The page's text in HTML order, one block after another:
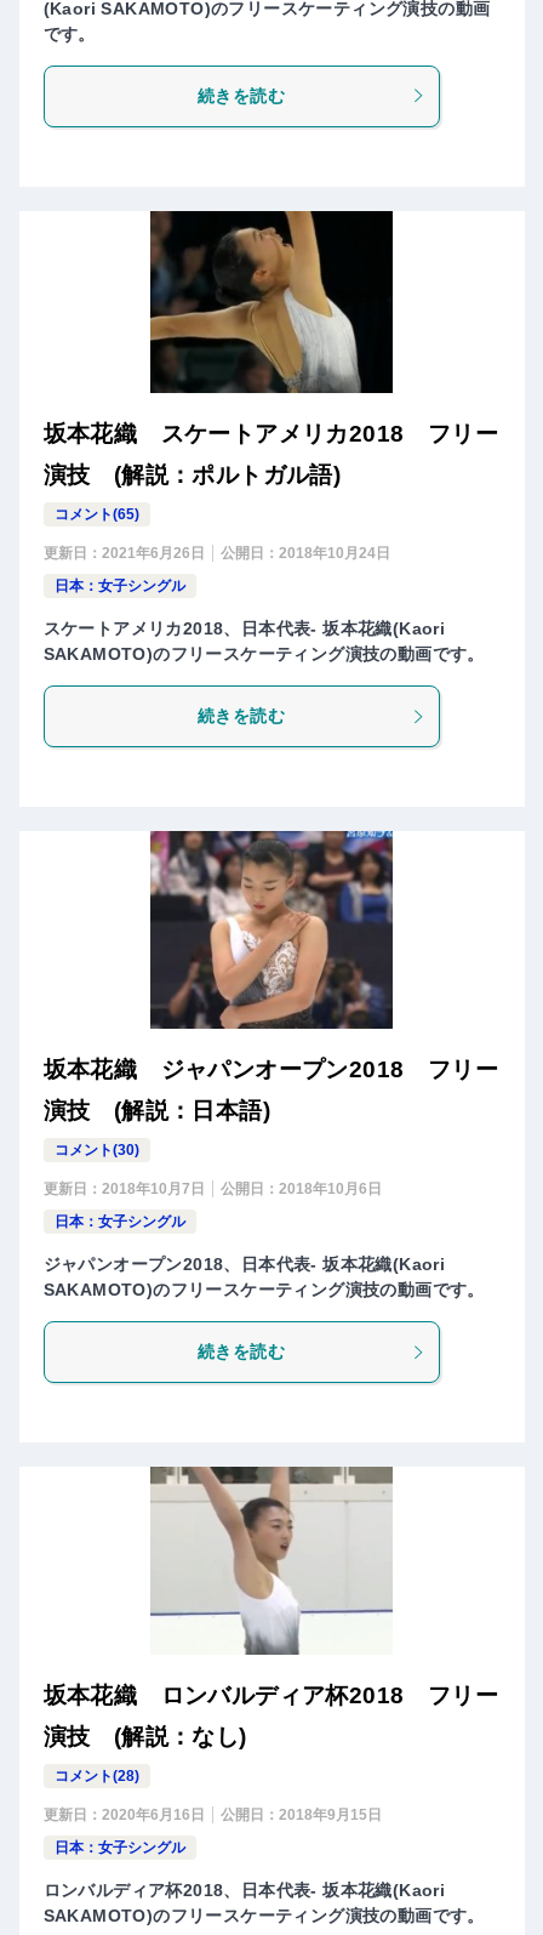
(Kaori SAKAMOTO)のフリースケーティング演技の動画
です。
続きを読む
坂本花織 スケートアメリカ2018 フリー
演技 (解説：ポルトガル語)
コメント(65)
更新日： 2021年6月26日 公開日： 2018年10月24日
日本：女子シングル
スケートアメリカ2018、日本代表- 坂本花織(Kaori
SAKAMOTO)のフリースケーティング演技の動画です。
続きを読む
坂本花織 ジャパンオープン2018 フリー
演技 (解説：日本語)
コメント(30)
更新日： 2018年10月7日 公開日： 2018年10月6日
日本：女子シングル
ジャパンオープン2018、日本代表- 坂本花織(Kaori
SAKAMOTO)のフリースケーティング演技の動画です。
続きを読む
坂本花織 ロンバルディア杯2018 フリー
演技 (解説：なし)
コメント(28)
更新日： 2020年6月16日 公開日： 2018年9月15日
日本：女子シングル
ロンバルディア杯2018、日本代表- 坂本花織(Kaori
SAKAMOTO)のフリースケーティング演技の動画です。